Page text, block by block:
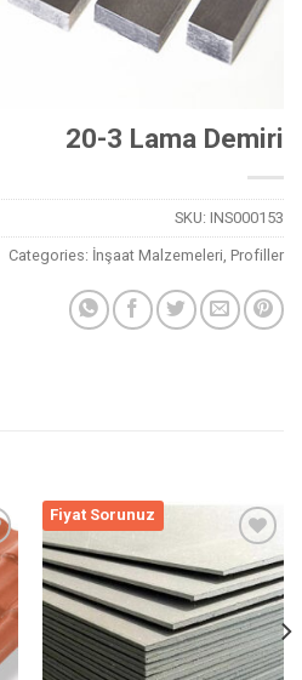
20-3 Lama Demiri
SKU: INS000153
Categories: İnşaat Malzemeleri Profiller
Fiyat Sorunuz
Listeme
Ekle